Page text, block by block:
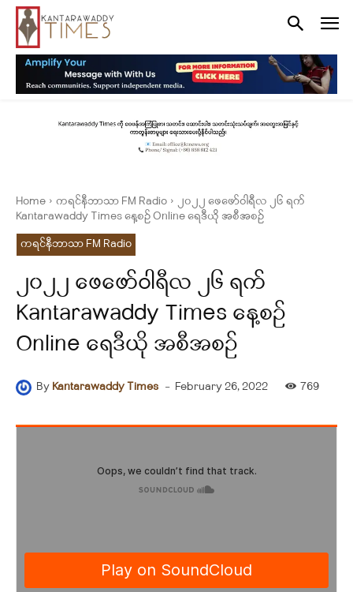
Home ကရင်နီဘာသာ FM Radio
၂၀၂၂ ဖေဖော်ဝါရီလ ၂၆ ရက်
Kantarawaddy Times နေ့စဥ် Online ရေဒီယို အစီအစဥ်
ကရင်နီဘာသာ FM Radio
၂၀၂၂ ဖေဖော်ဝါရီလ ၂၆ ရက်
Kantarawaddy Times နေ့စဥ်
Online ရေဒီယို အစီအစဥ်
By Kantarawaddy Times - February 26, 2022 769